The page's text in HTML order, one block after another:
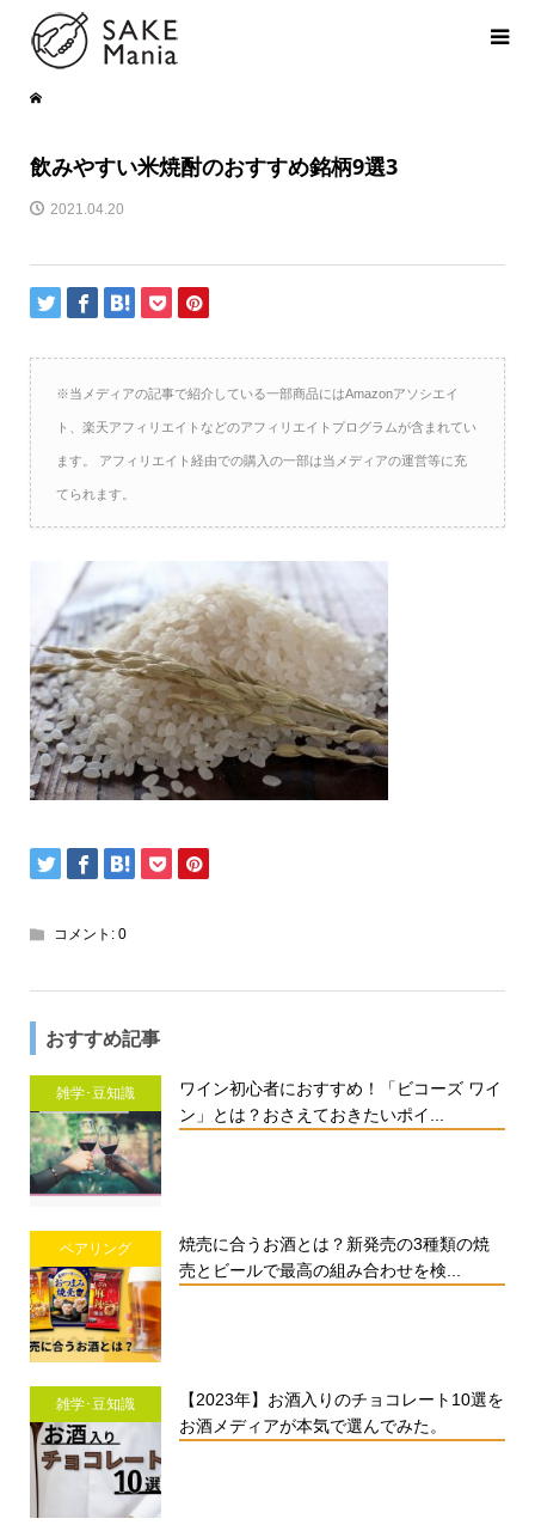
飲みやすい米焼酎のおすすめ銘柄9選3
2021.04.20
※当メディアの記事で紹介している一部商品にはAmazonアソシエイ
ト、楽天アフィリエイトなどのアフィリエイトプログラムが含まれてい
ます。 アフィリエイト経由での購入の一部は当メディアの運営等に充
てられます。
コメント: 0
おすすめ記事
雑学･豆知識
ワイン初心者におすすめ！「ビコーズ ワイ
ン」とは？おさえておきたいポイ...
ペアリング
焼売に合うお酒とは？新発売の3種類の焼
売とビールで最高の組み合わせを検...
雑学･豆知識
【2023年】お酒入りのチョコレート10選を
お酒メディアが本気で選んでみた。